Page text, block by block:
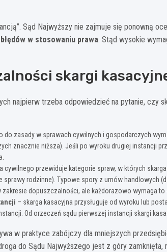
Sąd Najwyższy nie zajmuje się ponowną
w stosowaniu prawa. Stąd wysokie
skargi
najpierw trzeba odpowiedzieć na pytanie, czy
do zasady w sprawach cywilnych i gospodarczych
znacznie niższa). Jeśli po wyroku drugiej instancji
przewiduje kategorie spraw, w których
sprawy rodzinne). Typowe spory z umów handlowych
dopuszczalności, ale każdorazowo wymaga to
– skarga kasacyjna przysługuje od wyroku lub
Od orzeczeń sądu pierwszej instancji skargi
w praktyce zabójczy dla mniejszych
do Sądu Najwyższego jest z góry